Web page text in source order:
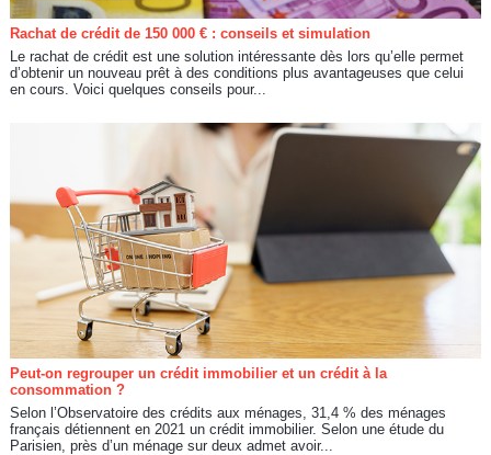
Rachat de crédit de 150 000 € : conseils et simulation
Le rachat de crédit est une solution intéressante dès lors qu’elle permet
d’obtenir un nouveau prêt à des conditions plus avantageuses que celui
en cours. Voici quelques conseils pour...
Peut-on regrouper un crédit immobilier et un crédit à la
consommation ?
Selon l’Observatoire des crédits aux ménages, 31,4 % des ménages
français détiennent en 2021 un crédit immobilier. Selon une étude du
Parisien, près d’un ménage sur deux admet avoir...